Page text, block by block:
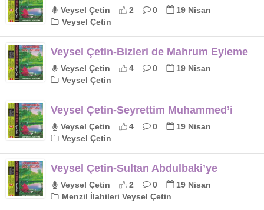
Veysel Çetin 2 0
19 Nisan
Veysel Çetin
Veysel Çetin-Bizleri de Mahrum Eyleme
Veysel Çetin 4 0
19 Nisan
Veysel Çetin
Veysel Çetin-Seyrettim Muhammed’i
Veysel Çetin 4 0
19 Nisan
Veysel Çetin
Veysel Çetin-Sultan Abdulbaki’ye
Veysel Çetin 2 0
19 Nisan
Menzil İlahileri Veysel Çetin